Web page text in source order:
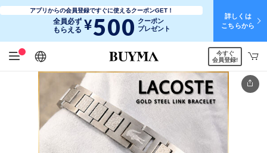
アプリからの会員登録ですぐに使えるクーポンGET！
全員必ず
もらえる ¥500 クーポン
プレゼント
詳しくは
こちらから
日本語
English
简体中文
繁體中文
今すぐ
会員登録!